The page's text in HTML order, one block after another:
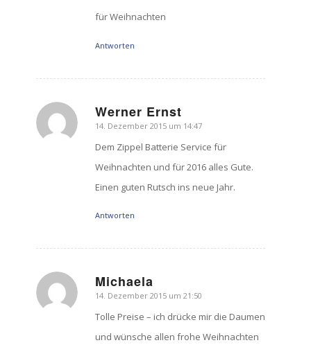
für Weihnachten
Antworten
Werner Ernst
sagte:
14. Dezember 2015 um 14:47
Dem Zippel Batterie Service für
Weihnachten und für 2016 alles Gute.
Einen guten Rutsch ins neue Jahr.
Antworten
Michaela
sagte:
14. Dezember 2015 um 21:50
Tolle Preise – ich drücke mir die Daumen
und wünsche allen frohe Weihnachten